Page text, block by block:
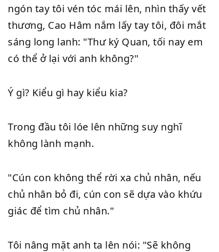
ngón tay tôi vén tóc mái lên, nhìn thấy vết
thương, Cao Hâm nắm lấy tay tôi, đôi mắt
sáng long lanh: "Thư ký Quan, tối nay em
có thể ở lại với anh không?"
Ý gì? Kiểu gì hay kiểu kia?
Trong đầu tôi lóe lên những suy nghĩ
không lành mạnh.
"Cún con không thể rời xa chủ nhân, nếu
chủ nhân bỏ đi, cún con sẽ dựa vào khứu
giác để tìm chủ nhân."
Tôi nâng mặt anh ta lên nói: "Sẽ không